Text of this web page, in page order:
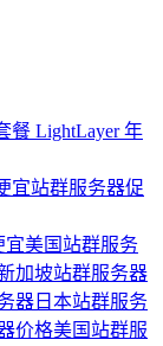
餐 LightLayer 年
宜站群服务器促
宜美国站群服务
加坡站群服务器
器 日本站群服务
价格美国站群服